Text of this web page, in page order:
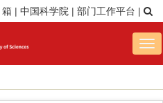
| 中国科学院 | 部门工作平台 |